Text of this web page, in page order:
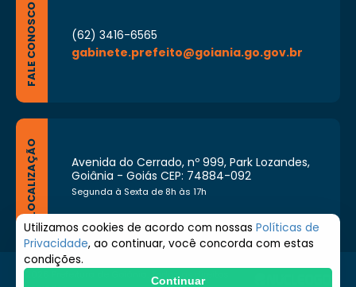
FALE CONOSCO
(62) 3416-6565
gabinete.prefeito@goiania.go.gov.br
LOCALIZAÇÃO
Avenida do Cerrado, nº 999, Park Lozandes,
Goiânia - Goiás CEP: 74884-092
Segunda à Sexta de 8h às 17h
© 2026 Prefeitura de Goiânia. Todos os direitos
Utilizamos cookies de acordo com nossas Políticas de
Privacidade, ao continuar, você concorda com estas
condições.
Continuar